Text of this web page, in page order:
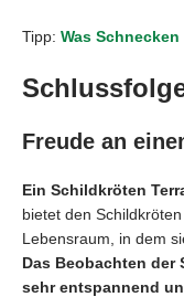
Tipp: Was
Freude an
Ein Schildkröten
bietet den
Lebensraum, in dem
Das Beobachten der
sehr entspannend